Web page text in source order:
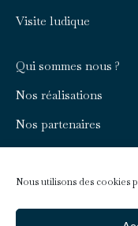
Nous utilisons des cookies
Visite ludique
Qui sommes nous ?
Nos réalisations
Nos partenaires
Nous contacter
Infos pratiques